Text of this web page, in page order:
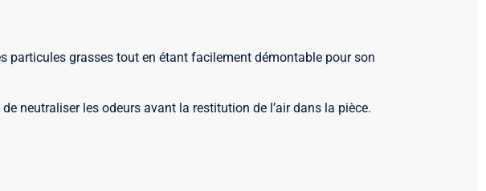
particules grasses tout en étant facilement démontable pour son
neutraliser les odeurs avant la restitution de l’air dans la pièce.